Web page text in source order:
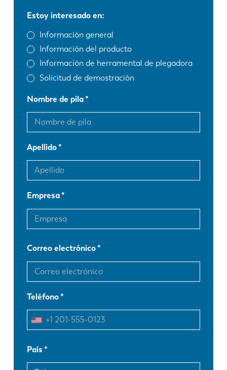
Estoy interesado en:
Información general
Información del producto
Información de herramental de plegadora
Solicitud de demostración
Nombre de pila
Apellido
Empresa
Correo electrónico
Teléfono
País